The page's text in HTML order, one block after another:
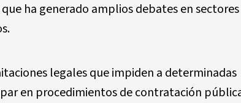
ha generado amplios debates en sectores
legales que impiden a determinadas
en procedimientos de contratación